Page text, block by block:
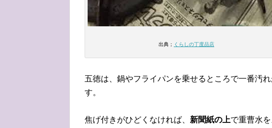
出典； くらしの丁度品店
五徳は、鍋やフライパンを乗せるところで一番汚
す。
焦げ付きがひどくなければ、 新聞紙の上で重曹水